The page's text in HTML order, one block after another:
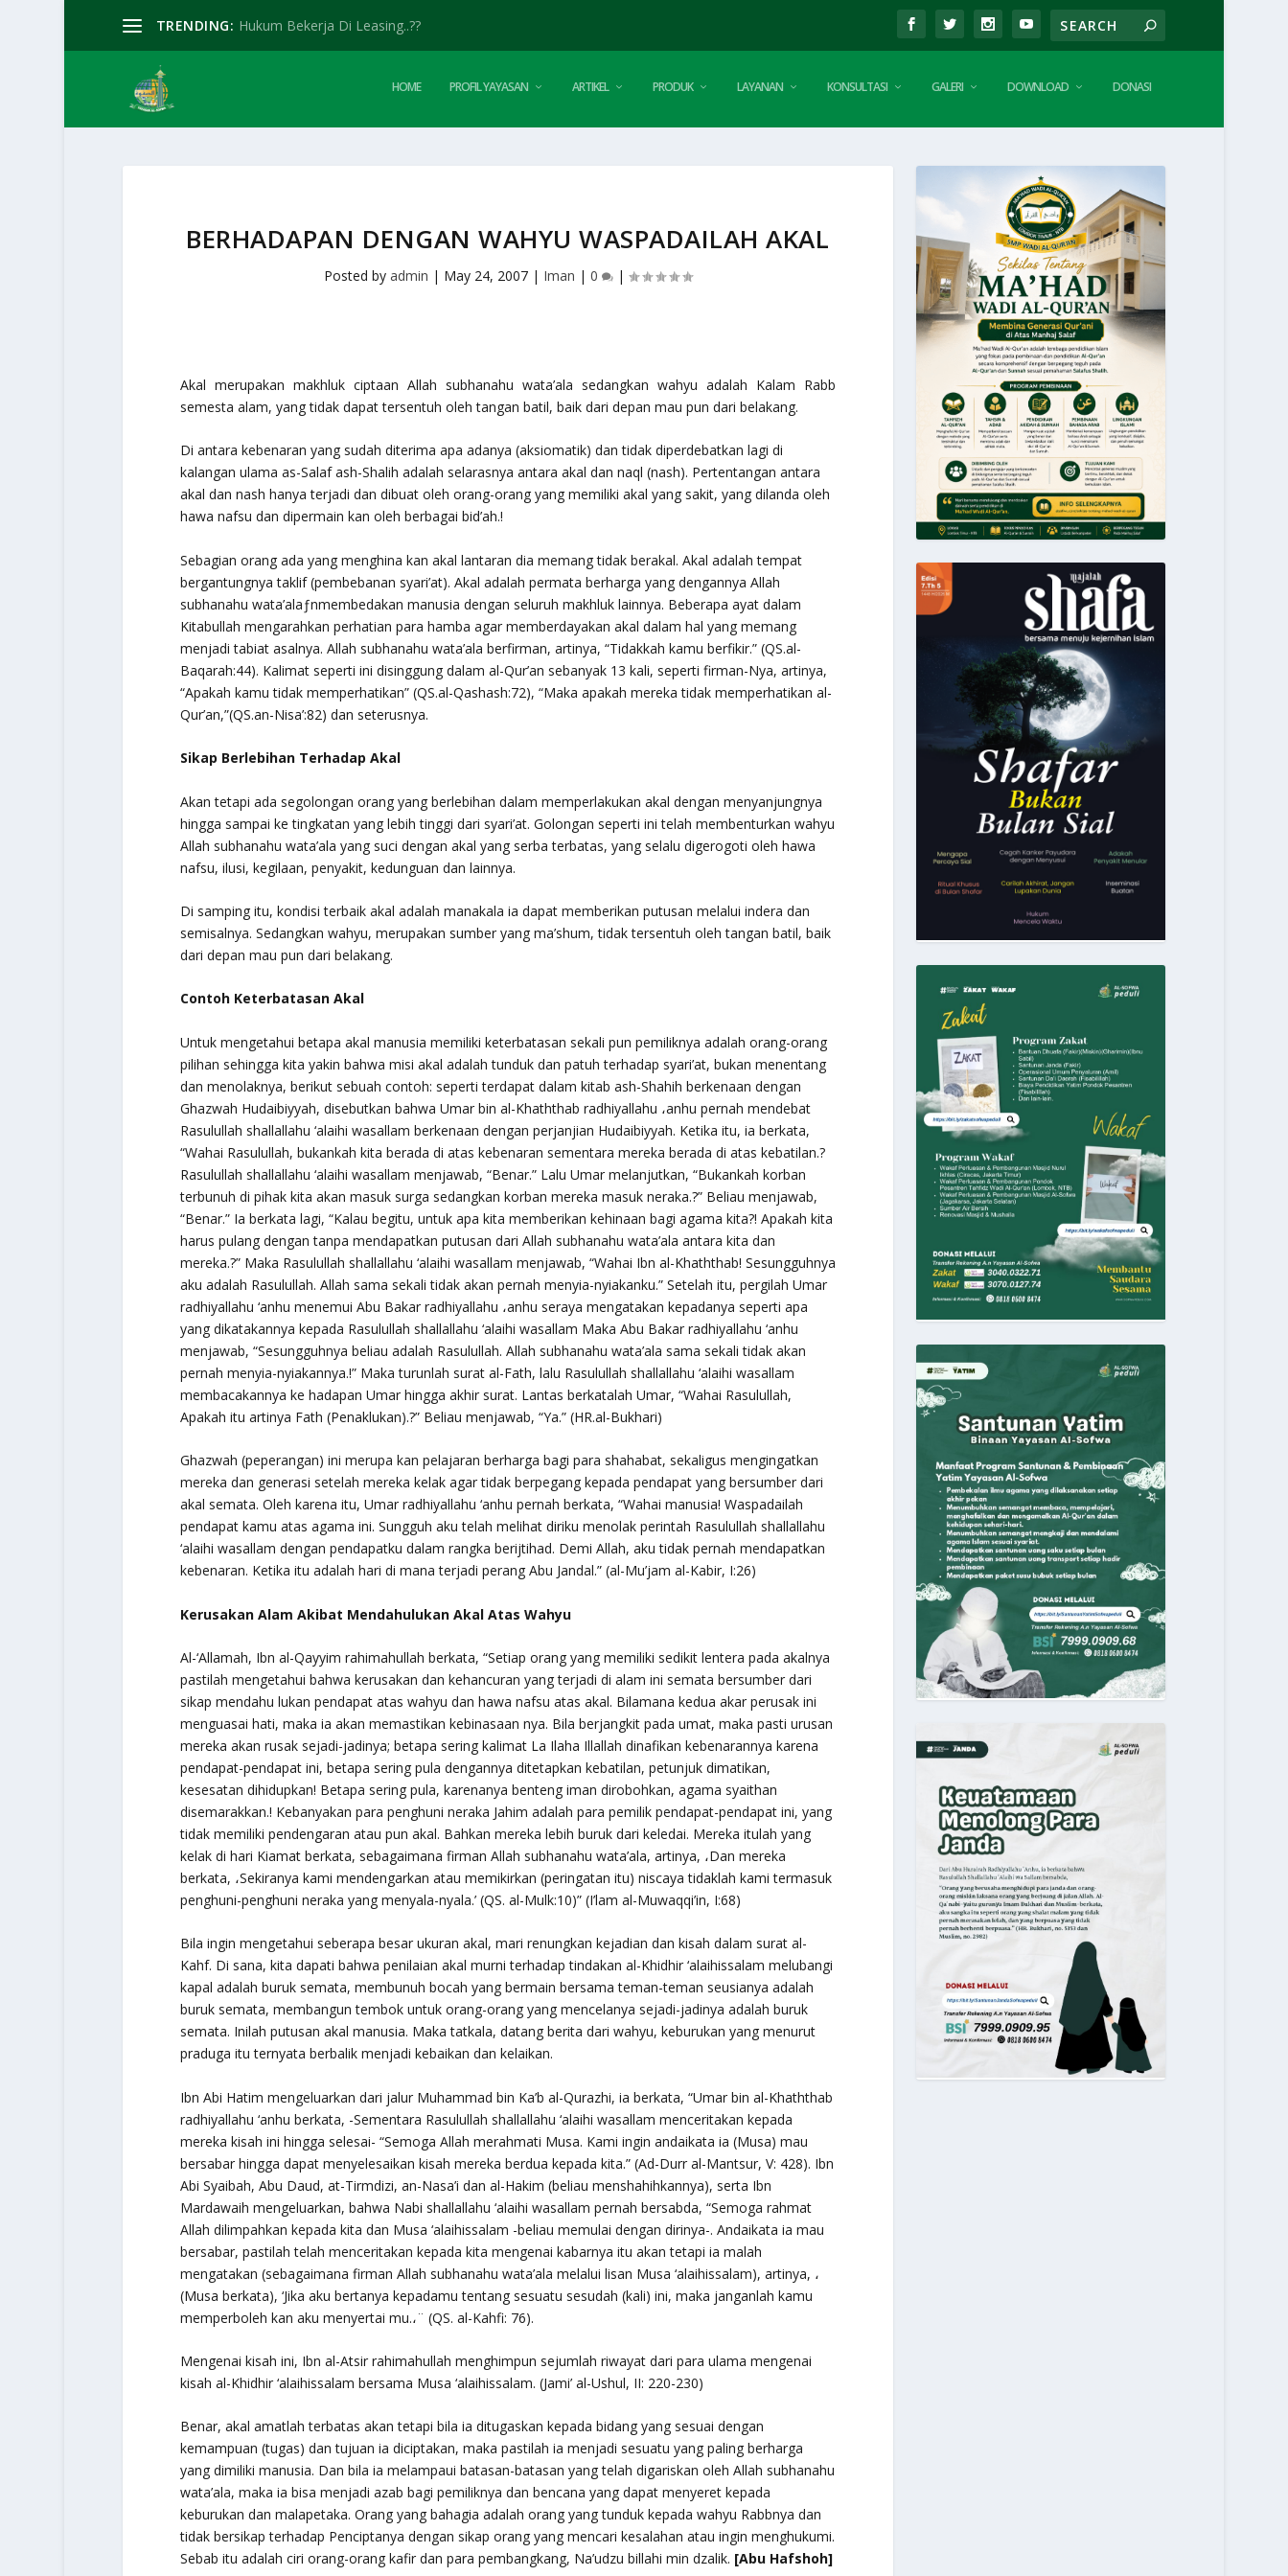
TRENDING: Hukum Bekerja Di Leasing..??
HOME PROFIL YAYASAN ARTIKEL PRODUK LAYANAN KONSULTASI GALERI DOWNLOAD DONASI
BERHADAPAN DENGAN WAHYU WASPADAILAH AKAL
Posted by admin | May 24, 2007| Iman | 0 |
Akal merupakan makhluk ciptaan Allah subhanahu wata’ala sedangkan wahyu adalah Kalam Rabb
semesta alam, yang tidak dapat tersentuh oleh tangan batil, baik dari depan mau pun dari belakang.
Di antara kebenaran yang sudah diterima apa adanya (aksiomatik) dan tidak diperdebatkan lagi di
kalangan ulama as-Salaf ash-Shalih adalah selarasnya antara akal dan naql (nash). Pertentangan antara
akal dan nash hanya terjadi dan dibuat oleh orang-orang yang memiliki akal yang sakit, yang dilanda oleh
hawa nafsu dan dipermain kan oleh berbagai bid’ah.!
Sebagian orang ada yang menghina kan akal lantaran dia memang tidak berakal. Akal adalah tempat
bergantungnyataklif(pembebanan syari’at). Akal adalah permata berharga yang dengannya Allah
subhanahu wata’alaƒnmembedakan manusia dengan seluruh makhluk lainnya. Beberapa ayat dalam
Kitabullah mengarahkan perhatian para hamba agar memberdayakan akal dalam hal yang memang
menjadi tabiat asalnya. Allah subhanahu wata’ala berfirman, artinya, “Tidakkah kamu berfikir.”(QS.al-
Baqarah:44). Kalimat seperti ini disinggung dalam al-Qur’an sebanyak 13 kali, seperti firman-Nya, artinya,
“Apakah kamu tidak memperhatikan”(QS.al-Qashash:72), “Maka apakah mereka tidak memperhatikan al-
Qur’an,”(QS.an-Nisa’:82) dan seterusnya.
Sikap Berlebihan Terhadap Akal
Akan tetapi ada segolongan orang yang berlebihan dalam memperlakukan akal dengan menyanjungnya
hingga sampai ke tingkatan yang lebih tinggi dari syari’at. Golongan seperti ini telah membenturkan wahyu
Allah subhanahu wata’ala yang suci dengan akal yang serba terbatas, yang selalu digerogoti oleh hawa
nafsu, ilusi, kegilaan, penyakit, kedunguan dan lainnya.
Di samping itu, kondisi terbaik akal adalah manakala ia dapat memberikan putusan melalui indera dan
semisalnya. Sedangkan wahyu, merupakan sumber yang ma’shum, tidak tersentuh oleh tangan batil, baik
dari depan mau pun dari belakang.
Contoh Keterbatasan Akal
Untuk mengetahui betapa akal manusia memiliki keterbatasan sekali pun pemiliknya adalah orang-orang
pilihan sehingga kita yakin bahwa misi akal adalah tunduk dan patuh terhadap syari’at, bukan menentang
dan menolaknya, berikut sebuah contoh: seperti terdapat dalam kitab ash-Shahih berkenaan dengan
Ghazwah Hudaibiyyah, disebutkan bahwa Umar bin al-Khaththab radhiyallahu ،anhu pernah mendebat
Rasulullah shallallahu ‘alaihi wasallam berkenaan dengan perjanjian Hudaibiyyah. Ketika itu, ia berkata,
“Wahai Rasulullah, bukankah kita berada di atas kebenaran sementara mereka berada di atas kebatilan.?
Rasulullah shallallahu ‘alaihi wasallam menjawab, “Benar.”Lalu Umar melanjutkan, “Bukankah korban
terbunuh di pihak kita akan masuk surga sedangkan korban mereka masuk neraka.?” Beliau menjawab,
“Benar.”Ia berkata lagi, “Kalau begitu, untuk apa kita memberikan kehinaan bagi agama kita?! Apakah kita
harus pulang dengan tanpa mendapatkan putusan dari Allah subhanahu wata’ala antara kita dan
mereka.?” Maka Rasulullah shallallahu ‘alaihi wasallam menjawab, “Wahai Ibn al-Khaththab! Sesungguhnya
aku adalah Rasulullah. Allah sama sekali tidak akan pernah menyia-nyiakanku.”Setelah itu, pergilah Umar
radhiyallahu ‘anhu menemui Abu Bakar radhiyallahu ،anhu seraya mengatakan kepadanya seperti apa
yang dikatakannya kepada Rasulullah shallallahu ‘alaihi wasallam Maka Abu Bakar radhiyallahu ‘anhu
menjawab, “Sesungguhnya beliau adalah Rasulullah. Allah subhanahu wata’ala sama sekali tidak akan
pernah menyia-nyiakannya.!” Maka turunlah surat al-Fath, lalu Rasulullah shallallahu ‘alaihi wasallam
membacakannya ke hadapan Umar hingga akhir surat. Lantas berkatalah Umar, “Wahai Rasulullah,
Apakah itu artinya Fath (Penaklukan).?” Beliau menjawab, “Ya.”(HR.al-Bukhari)
Ghazwah (peperangan) ini merupa kan pelajaran berharga bagi para shahabat, sekaligus mengingatkan
mereka dan generasi setelah mereka kelak agar tidak berpegang kepada pendapat yang bersumber dari
akal semata. Oleh karena itu, Umar radhiyallahu ‘anhu pernah berkata, “Wahai manusia! Waspadailah
pendapat kamu atas agama ini. Sungguh aku telah melihat diriku menolak perintah Rasulullah shallallahu
‘alaihi wasallam dengan pendapatku dalam rangka berijtihad. Demi Allah, aku tidak pernah mendapatkan
kebenaran. Ketika itu adalah hari di mana terjadi perang Abu Jandal.” (al-Mu’jam al-Kabir, I:26)
Kerusakan Alam Akibat Mendahulukan Akal Atas Wahyu
Al-‘Allamah, Ibn al-Qayyim rahimahullah berkata, “Setiap orang yang memiliki sedikit lentera pada akalnya
pastilah mengetahui bahwa kerusakan dan kehancuran yang terjadi di alam ini semata bersumber dari
sikap mendahu lukan pendapat atas wahyu dan hawa nafsu atas akal. Bilamana kedua akar perusak ini
menguasai hati, maka ia akan memastikan kebinasaan nya. Bila berjangkit pada umat, maka pasti urusan
mereka akan rusak sejadi-jadinya; betapa sering kalimat La Ilaha Illallah dinafikan kebenarannya karena
pendapat-pendapat ini, betapa sering pula dengannya ditetapkan kebatilan, petunjuk dimatikan,
kesesatan dihidupkan! Betapa sering pula, karenanya benteng iman dirobohkan, agama syaithan
disemarakkan.! Kebanyakan para penghuni neraka Jahim adalah para pemilik pendapat-pendapat ini, yang
tidak memiliki pendengaran atau pun akal. Bahkan mereka lebih buruk dari keledai. Mereka itulah yang
kelak di hari Kiamat berkata, sebagaimana firman Allah subhanahu wata’ala, artinya, ،Dan mereka
berkata, ،Sekiranya kami mendengarkan atau memikirkan (peringatan itu) niscaya tidaklah kami termasuk
penghuni-penghuni neraka yang menyala-nyala.’(QS. al-Mulk:10)” (I’lam al-Muwaqqi’in, I:68)
Bila ingin mengetahui seberapa besar ukuran akal, mari renungkan kejadian dan kisah dalam surat al-
Kahf. Di sana, kita dapati bahwa penilaian akal murni terhadap tindakan al-Khidhir ‘alaihissalam melubangi
kapal adalah buruk semata, membunuh bocah yang bermain bersama teman-teman seusianya adalah
buruk semata, membangun tembok untuk orang-orang yang mencelanya sejadi-jadinya adalah buruk
semata. Inilah putusan akal manusia. Maka tatkala, datang berita dari wahyu, keburukan yang menurut
praduga itu ternyata berbalik menjadi kebaikan dan kelaikan.
Ibn Abi Hatim mengeluarkan dari jalur Muhammad bin Ka’b al-Qurazhi, ia berkata, “Umar bin al-Khaththab
radhiyallahu ‘anhu berkata, -Sementara Rasulullah shallallahu ‘alaihi wasallam menceritakan kepada
mereka kisah ini hingga selesai- “Semoga Allah merahmati Musa. Kami ingin andaikata ia (Musa) mau
bersabar hingga dapat menyelesaikan kisah mereka berdua kepada kita.”(Ad-Durr al-Mantsur, V: 428). Ibn
Abi Syaibah, Abu Daud, at-Tirmdizi, an-Nasa’i dan al-Hakim (beliau menshahihkannya), serta Ibn
Mardawaih mengeluarkan, bahwa Nabi shallallahu ‘alaihi wasallam pernah bersabda, “Semoga rahmat
Allah dilimpahkan kepada kita dan Musa ‘alaihissalam -beliau memulai dengan dirinya-. Andaikata ia mau
bersabar, pastilah telah menceritakan kepada kita mengenai kabarnya itu akan tetapi ia malah
mengatakan (sebagaimana firman Allah subhanahu wata’ala melalui lisan Musa ‘alaihissalam), artinya, ،
(Musa berkata), ‘Jika aku bertanya kepadamu tentang sesuatu sesudah (kali) ini, maka janganlah kamu
memperboleh kan aku menyertai mu.،¨ (QS. al-Kahfi: 76).
Mengenai kisah ini, Ibn al-Atsir rahimahullah menghimpun sejumlah riwayat dari para ulama mengenai
kisah al-Khidhir ‘alaihissalam bersama Musa ‘alaihissalam. (Jami’ al-Ushul, II: 220-230)
Benar, akal amatlah terbatas akan tetapi bila ia ditugaskan kepada bidang yang sesuai dengan
kemampuan (tugas) dan tujuan ia diciptakan, maka pastilah ia menjadi sesuatu yang paling berharga
yang dimiliki manusia. Dan bila ia melampaui batasan-batasan yang telah digariskan oleh Allah subhanahu
wata’ala, maka ia bisa menjadi azab bagi pemiliknya dan bencana yang dapat menyeret kepada
keburukan dan malapetaka. Orang yang bahagia adalah orang yang tunduk kepada wahyu Rabbnya dan
tidak bersikap terhadap Penciptanya dengan sikap orang yang mencari kesalahan atau ingin menghukumi.
Sebab itu adalah ciri orang-orang kafir dan para pembangkang, Na’udzu billahi min dzalik. [Abu Hafshoh]